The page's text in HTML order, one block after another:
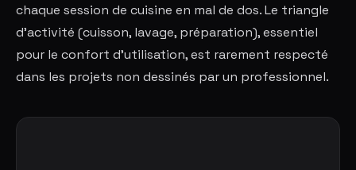
chaque session de cuisine en mal de dos. Le triangle
d'activité (cuisson, lavage, préparation), essentiel
pour le confort d'utilisation, est rarement respecté
dans les projets non dessinés par un professionnel.